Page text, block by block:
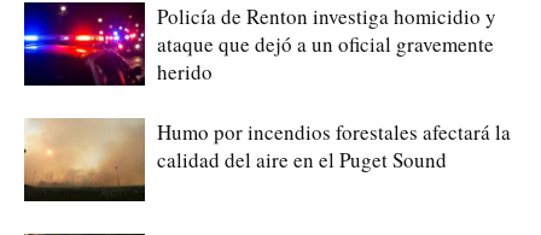
Policía de Renton investiga homicidio y
ataque que dejó a un oficial gravemente
herido
Humo por incendios forestales afectará la
calidad del aire en el Puget Sound